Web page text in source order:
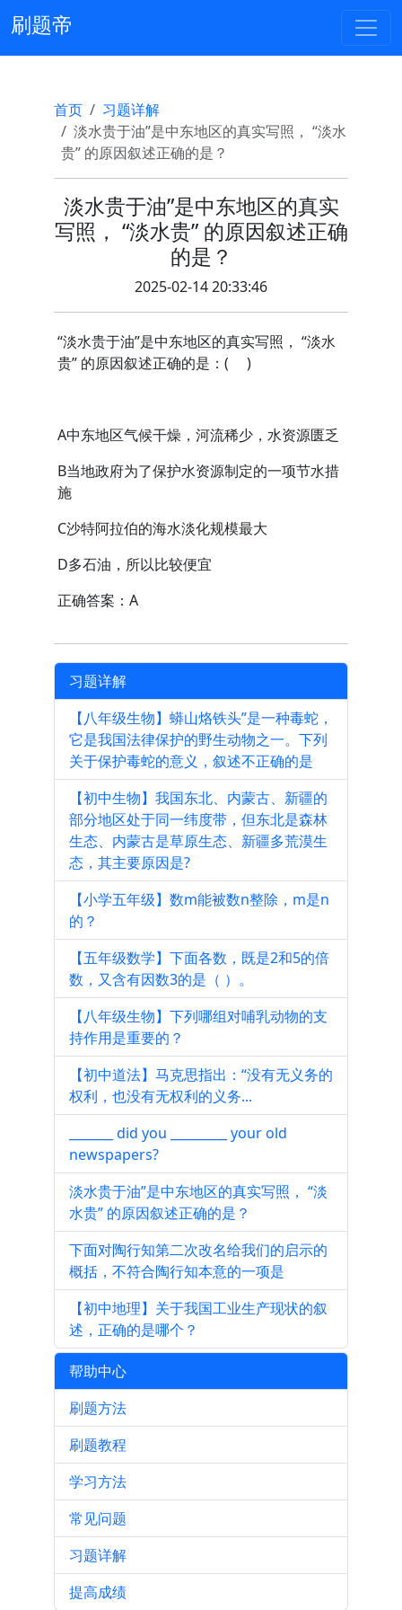
刷题帝
首页
习题详解
淡水贵于油”是中东地区的真实写照， “淡水
贵” 的原因叙述正确的是？
淡水贵于油”是中东地区的真实
写照， “淡水贵” 的原因叙述正确
的是？
2025-02-14 20:33:46
“淡水贵于油”是中东地区的真实写照， “淡水
贵” 的原因叙述正确的是：( )
A中东地区气候干燥，河流稀少，水资源匮乏
B当地政府为了保护水资源制定的一项节水措
施
C沙特阿拉伯的海水淡化规模最大
D多石油，所以比较便宜
正确答案：A
习题详解
【八年级生物】蟒山烙铁头”是一种毒蛇，
它是我国法律保护的野生动物之一。下列
关于保护毒蛇的意义，叙述不正确的是
【初中生物】我国东北、内蒙古、新疆的
部分地区处于同一纬度带，但东北是森林
生态、内蒙古是草原生态、新疆多荒漠生
态，其主要原因是?
【小学五年级】数m能被数n整除，m是n
的？
【五年级数学】下面各数，既是2和5的倍
数，又含有因数3的是（ ）。
【八年级生物】下列哪组对哺乳动物的支
持作用是重要的？
【初中道法】马克思指出：“没有无义务的
权利，也没有无权利的义务...
_______ did you _________ your old
newspapers?
淡水贵于油”是中东地区的真实写照， “淡
水贵” 的原因叙述正确的是？
下面对陶行知第二次改名给我们的启示的
概括，不符合陶行知本意的一项是
【初中地理】关于我国工业生产现状的叙
述，正确的是哪个？
帮助中心
刷题方法
刷题教程
学习方法
常见问题
习题详解
提高成绩